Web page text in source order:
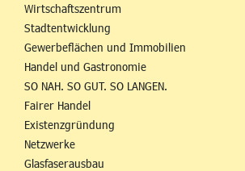
Wirtschaftszentrum
Stadtentwicklung
Gewerbeflächen und Immobilien
Handel und Gastronomie
SO NAH. SO GUT. SO LANGEN.
Fairer Handel
Existenzgründung
Netzwerke
Glasfaserausbau